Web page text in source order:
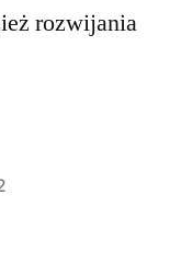
rozwijania